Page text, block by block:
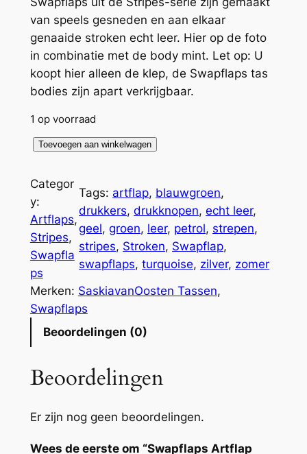
van speels gesneden en aan elkaar
genaaide stroken echt leer. Hier op de foto
in combinatie met de body mint. Let op: U
koopt hier alleen de klep, de Swapflaps tas
bodies zijn apart verkrijgbaar.
1 op voorraad
a
p
f
l
a
p
s
A
p
t
Toevoegen aan winkelwagen
Categor
y:
Artflaps ,
Stripes
Swapfla
ps
Tags: artflap, blauwgroen
drukkers, drukknopen, echt leer
geel, groen, leer, petrol, strepen
stripes, Stroken, Swapflap
swapflaps, turquoise, zilver, zomer
Merken: SaskiavanOosten Tassen
Swapflaps
Beoordelingen (0)
Beoordelingen
Er zijn nog geen beoordelingen.
Wees de eerste om “Swapflaps Artflap